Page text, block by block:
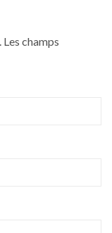
Les champs